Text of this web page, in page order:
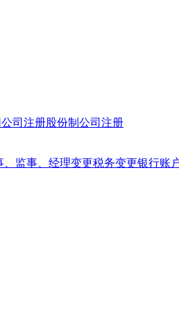
司注册股份制公司注册
、监事、经理变更税务变更银行账